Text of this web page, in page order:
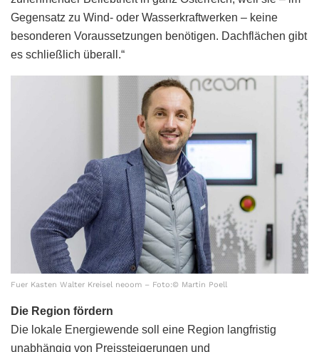
Gegensatz zu Wind- oder Wasserkraftwerken – keine
besonderen Voraussetzungen benötigen. Dachflächen gibt
es schließlich überall.“
Fuer Kasten Walter Kreisel neoom – Foto:© Martin Poell
Die Region fördern
Die lokale Energiewende soll eine Region langfristig
unabhängig von Preissteigerungen und